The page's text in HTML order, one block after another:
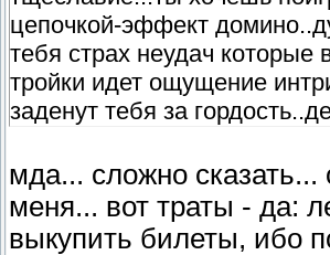
цепочкой-эффект
тебя страх неудач которые
тройки идет ощущение
заденут тебя за
мда... сложно
меня... вот траты - да:
выкупить билеты, ибо